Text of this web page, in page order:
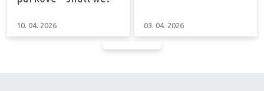
10. 04. 2026 03. 04. 2026